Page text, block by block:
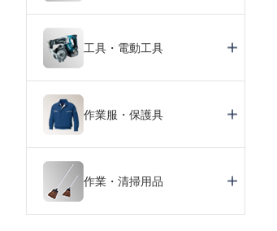
工具・電動工具
作業服・保護具
作業・清掃用品